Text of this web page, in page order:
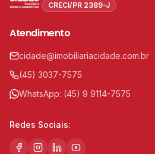
CRECI/PR 2389-J
Atendimento
cidade@imobiliariacidade.com.br
(45) 3037-7575
WhatsApp: (45) 9 9114-7575
Redes Sociais: